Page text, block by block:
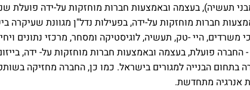
תעשיה), בעצמה ובאמצעות חברות מוחזקות על-ידה פועלת
חברות מוחזקות על-ידה, בפעילות נדל"ן מגוונת
משרדים, היי -טק, תעשיה, לוגיסטיקה ומסחר, מרכזי נתונים
החברה פועלת, בעצמה ובאמצעות חברות מוחזקות על- ידה,
בתחום הבנייה למגורים בישראל. כמו כן, החברה מחזיקה
אנרגיה מתחדשת.